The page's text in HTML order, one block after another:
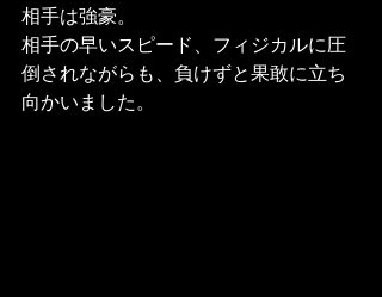
相手は強豪。
相手の早いスピード、フィジカルに圧
倒されながらも、負けずと果敢に立ち
向かいました。